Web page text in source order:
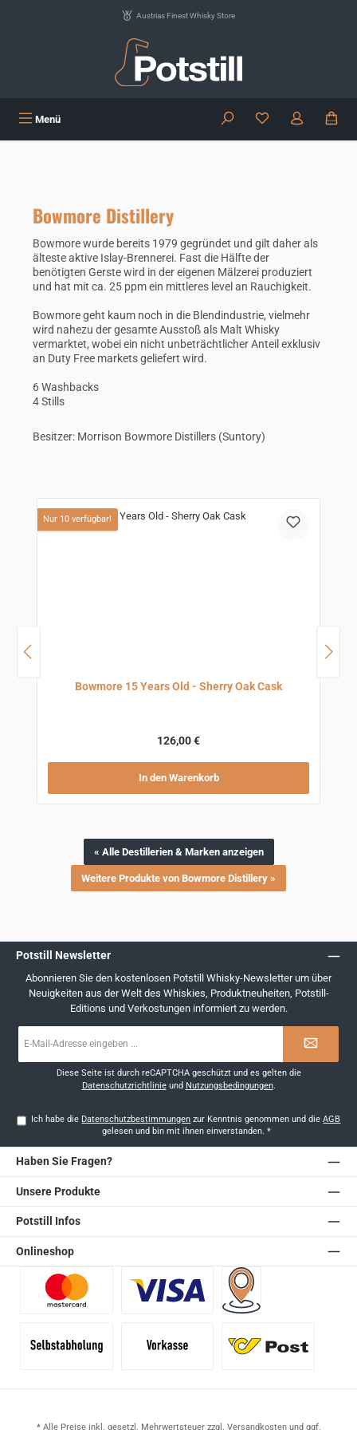
Austrias Finest Whisky Store
Menü Du hast 0
Bowmore Distillery
Bowmore wurde bereits 1979 gegründet und gilt daher als
älteste aktive Islay-Brennerei. Fast die Hälfte der
benötigten Gerste wird in der eigenen Mälzerei produziert
und hat mit ca. 25 ppm ein mittleres level an Rauchigkeit.
Bowmore geht kaum noch in die Blendindustrie, vielmehr
wird nahezu der gesamte Ausstoß als Malt Whisky
vermarktet, wobei ein nicht unbeträchtlicher Anteil exklusiv
an Duty Free markets geliefert wird.
6 Washbacks
4 Stills
Besitzer: Morrison Bowmore Distillers (Suntory)
Nur 10 verfügbar!
Bowmore 15 Years Old - Sherry Oak Cask
Regulärer Preis:
126,00 €
In den Warenkorb
« Alle Destillerien & Marken anzeigen
Weitere Produkte von Bowmore Distillery »
Potstill Newsletter
Abonnieren Sie den kostenlosen Potstill Whisky-Newsletter um über
Neuigkeiten aus der Welt des Whiskies, Produktneuheiten, Potstill-
Editions und Verkostungen informiert zu werden.
Mail-
Diese Seite ist durch reCAPTCHA geschützt und es gelten die
Datenschutzrichtlinieund Nutzungsbedingungen.
Ich habe die Datenschutzbestimmungen zur Kenntnis genommen und dieAGB
gelesen und bin mit ihnen einverstanden. *
Haben Sie Fragen?
Unsere Produkte
Potstill Infos
Onlineshop
* Alle Preise inkl. gesetzl. Mehrwertsteuer zzgl. Versandkostenund ggf.